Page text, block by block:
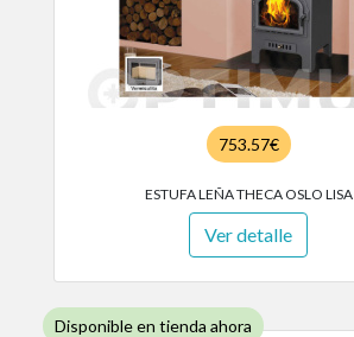
753.57€
ESTUFA LEÑA THECA OSLO LISA
Ver detalle
Disponible en tienda ahora